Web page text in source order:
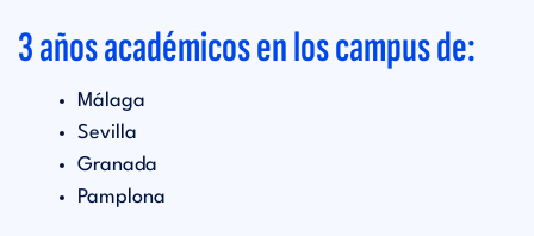
3 años académicos en los campus de:
Málaga
Sevilla
Granada
Pamplona